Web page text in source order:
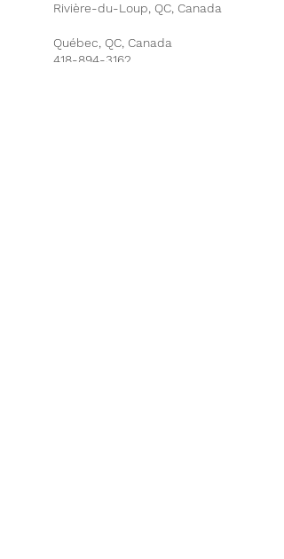
Rivière-du-Loup, QC, Canada
Québec, QC, Canada
418-894-3162